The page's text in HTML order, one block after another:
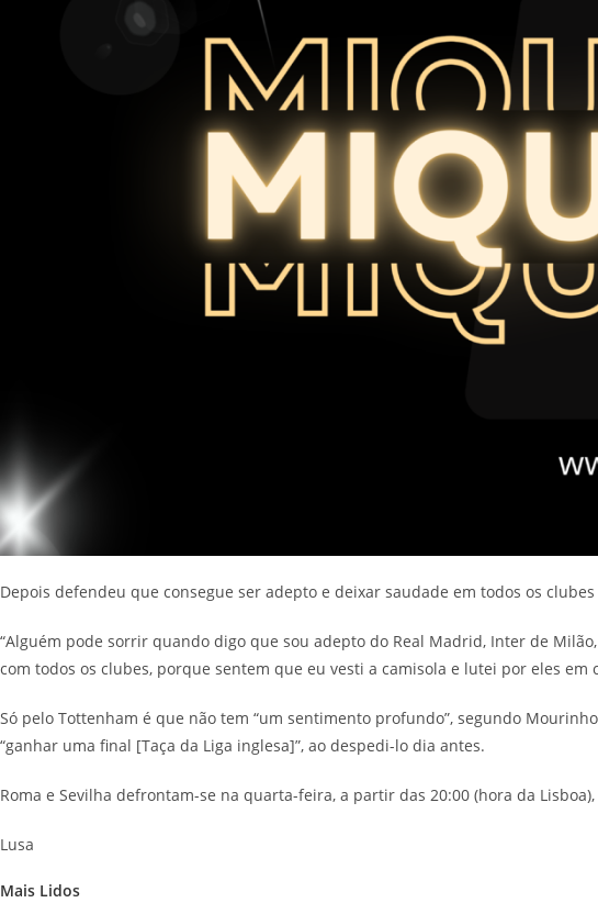
Depois defendeu que consegue ser adepto e deixar saudade em todos os
“Alguém pode sorrir quando digo que sou adepto do Real Madrid, Inter de
com todos os clubes, porque sentem que eu vesti a camisola e lutei por eles em
Só pelo Tottenham é que não tem “um sentimento profundo”, segundo
“ganhar uma final [Taça da Liga inglesa]”, ao despedi-lo dia antes.
Roma e Sevilha defrontam-se na quarta-feira, a partir das 20:00 (hora da
Lusa
Mais Lidos